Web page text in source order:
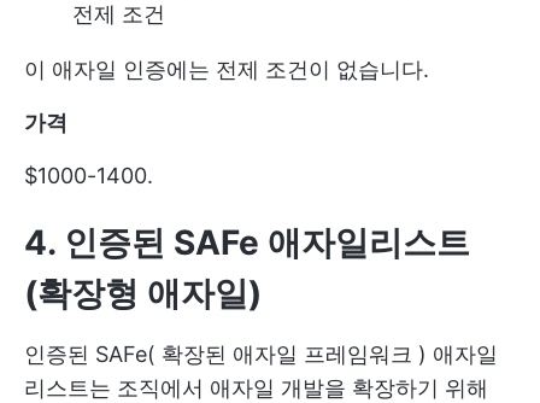
전제 조건
이 애자일 인증에는 전제 조건이 없습니다.
가격
$1000-1400.
4. 인증된 SAFe 애자일리스트
(확장형 애자일)
인증된 SAFe( 확장된 애자일 프레임워크 ) 애자일
리스트는 조직에서 애자일 개발을 확장하기 위해